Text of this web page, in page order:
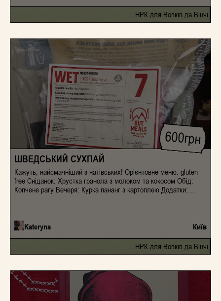
НРК для Вовків да Вінчі
600грн
ШВЕДСЬКИЙ СУХПАЙ
Кажуть, найсмачніший з натівських! Орієнтовне меню: gluten-
free Сніданок: Хрустка гранола з молоком та кокосом Обід:
Копчене рагу Вечеря: Курка пананг з картоплею Додатки:
батончик (чорниця-журавлина), протеїновий батончик
(банановий спліт), льодяники, ізотонічні напої (чорна
смородина, тропік, полуниця), зубочистка
Kateryna
Київ
НРК для Вовків да Вінчі